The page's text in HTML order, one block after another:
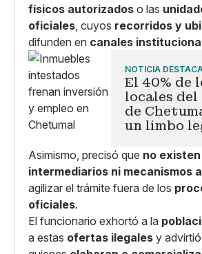
físicos autorizados o las
oficiales, cuyos recorridos y
difunden en canales
NOTICIA
El 40% de
locales
de
un limbo
Asimismo, precisó que no existen
intermediarios ni mecanismos
agilizar el trámite fuera de los
oficiales.
El funcionario exhortó a la
a estas ofertas ilegales y